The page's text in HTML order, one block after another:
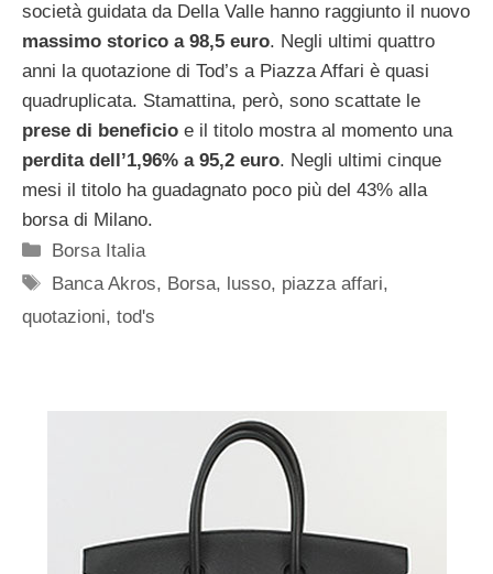
società guidata da Della Valle hanno raggiunto il nuovo
massimo storico a 98,5 euro. Negli ultimi quattro
anni la quotazione di Tod’s a Piazza Affari è quasi
quadruplicata. Stamattina, però, sono scattate le
prese di beneficio e il titolo mostra al momento una
perdita dell’1,96% a 95,2 euro. Negli ultimi cinque
mesi il titolo ha guadagnato poco più del 43% alla
borsa di Milano.
Categorie
Borsa Italia
Tag
Banca Akros, Borsa, lusso, piazza affari,
quotazioni, tod's